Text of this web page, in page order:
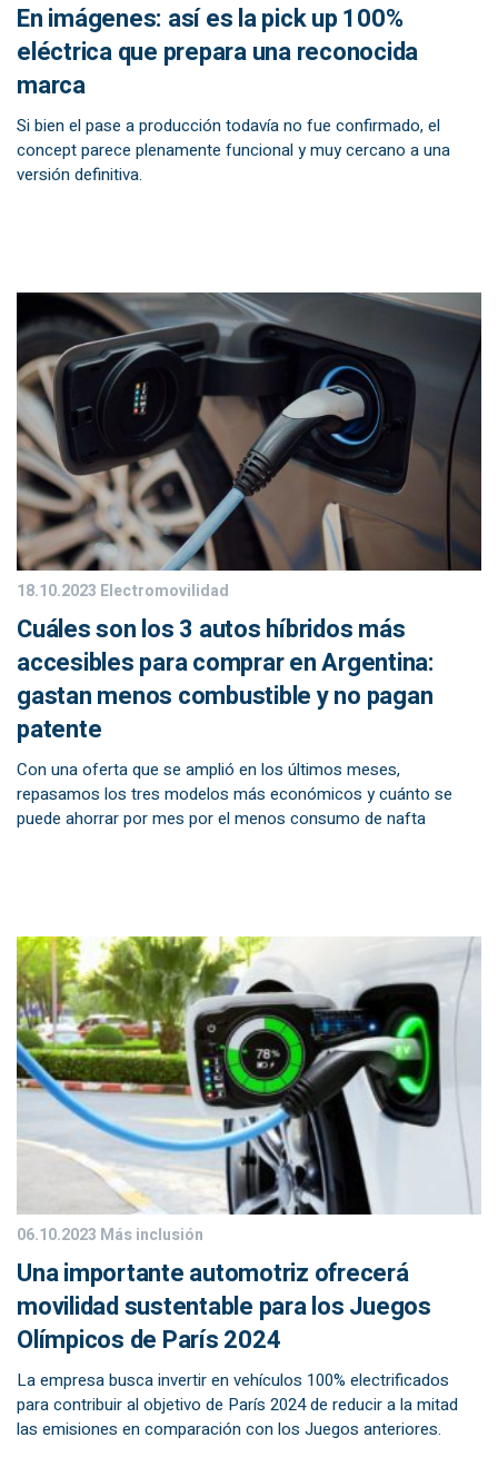
En imágenes: así es la pick up 100%
eléctrica que prepara una reconocida
marca
Si bien el pase a producción todavía no fue confirmado, el
concept parece plenamente funcional y muy cercano a una
versión definitiva.
18.10.2023 Electromovilidad
Cuáles son los 3 autos híbridos más
accesibles para comprar en Argentina:
gastan menos combustible y no pagan
patente
Con una oferta que se amplió en los últimos meses,
repasamos los tres modelos más económicos y cuánto se
puede ahorrar por mes por el menos consumo de nafta
06.10.2023 Más inclusión
Una importante automotriz ofrecerá
movilidad sustentable para los Juegos
Olímpicos de París 2024
La empresa busca invertir en vehículos 100% electrificados
para contribuir al objetivo de París 2024 de reducir a la mitad
las emisiones en comparación con los Juegos anteriores.